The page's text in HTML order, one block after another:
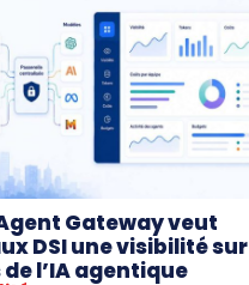
Gateway veut
DSI une visibilité sur
l’IA agentique